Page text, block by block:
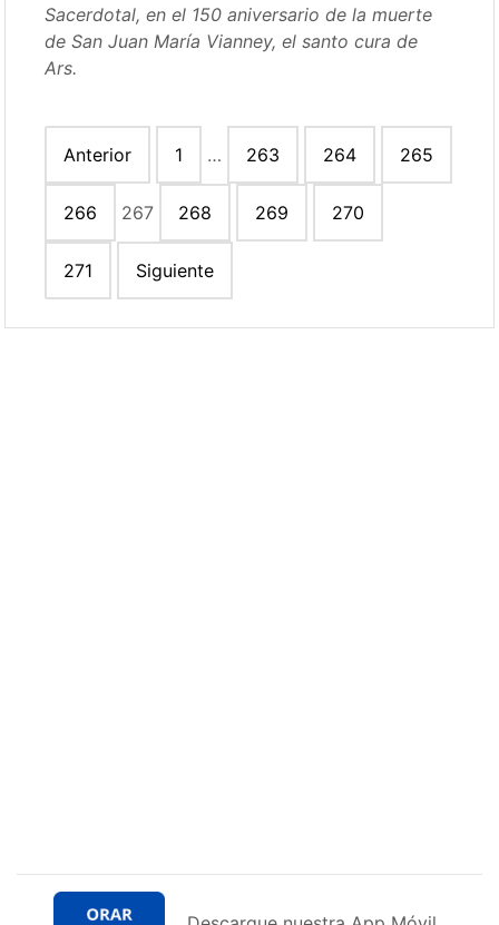
Sacerdotal, en el 150 aniversario de la muerte
de San Juan María Vianney, el santo cura de
Ars.
de
entradas
Anterior 1 … 263 264 265
266 267 268 269 270
271 Siguiente